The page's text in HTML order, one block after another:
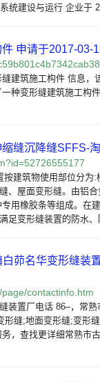
统建设与运行 企业于
申请于2017-03-
建筑施工构件 信息，
种变形缝建筑施工构
缝沉降缝SFFS-
按建筑物使用部位分为
、屋面变形缝。由铝
用橡胶条等组成。在
足变形缝装置的防水、
茆名华变形缝装
contactinfo.htm
装置厂电话 86–，常
形缝;地面变形缝;变形
，查找更详细常熟市